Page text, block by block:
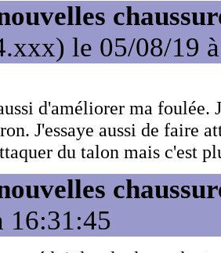
le 05/08/19
d'améliorer ma foulée.
J'essaye aussi de faire
du talon mais c'est
16:31:45